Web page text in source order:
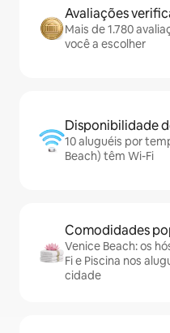
Avaliações
Mais de 1.780
você a escolher
Disponibilidade
10 aluguéis por
Beach) têm Wi-Fi
Comodidades
Venice Beach: os
Fi e Piscina nos
cidade